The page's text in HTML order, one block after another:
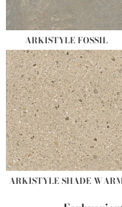
ARKISTYLE FOSSIL
ARKISTYLE SHADE